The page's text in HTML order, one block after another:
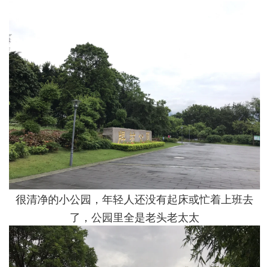
很清净的小公园，年轻人还没有起床或忙着上班去
了，公园里全是老头老太太